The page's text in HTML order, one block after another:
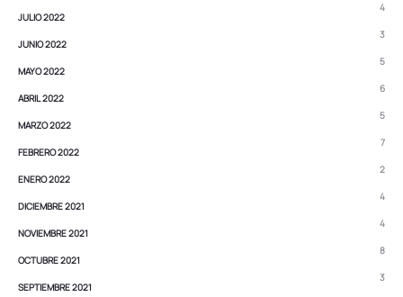
JULIO 2022
4
JUNIO 2022
3
MAYO 2022
5
ABRIL 2022
6
MARZO 2022
5
FEBRERO 2022
7
ENERO 2022
2
DICIEMBRE 2021
4
NOVIEMBRE 2021
4
OCTUBRE 2021
8
SEPTIEMBRE 2021
3